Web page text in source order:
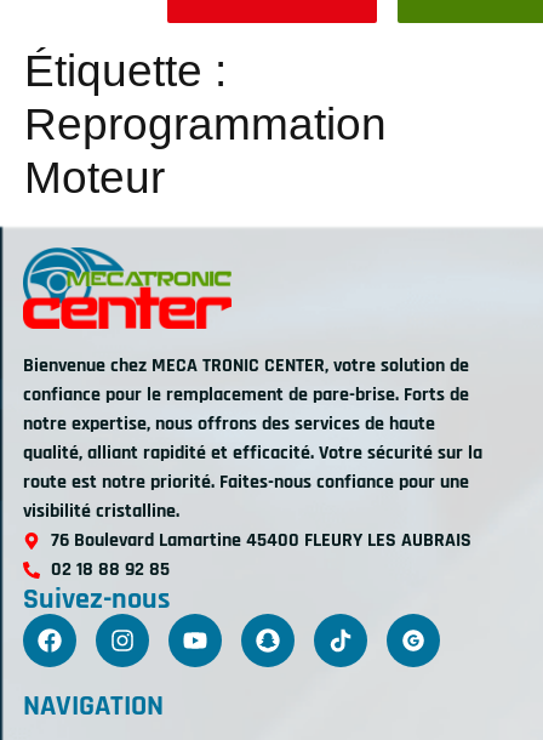
Étiquette :
Reprogrammation
Moteur
Bienvenue chez MECA TRONIC CENTER, votre solution de
confiance pour le remplacement de pare-brise. Forts de
notre expertise, nous offrons des services de haute
qualité, alliant rapidité et efficacité. Votre sécurité sur la
route est notre priorité. Faites-nous confiance pour une
visibilité cristalline.
76 Boulevard Lamartine 45400 FLEURY LES AUBRAIS
02 18 88 92 85
Suivez-nous
NAVIGATION